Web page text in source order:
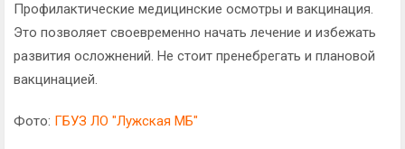
Профилактические медицинские осмотры и вакцинация.
Это позволяет своевременно начать лечение и избежать
развития осложнений. Не стоит пренебрегать и плановой
вакцинацией.
Фото: ГБУЗ ЛО "Лужская МБ"